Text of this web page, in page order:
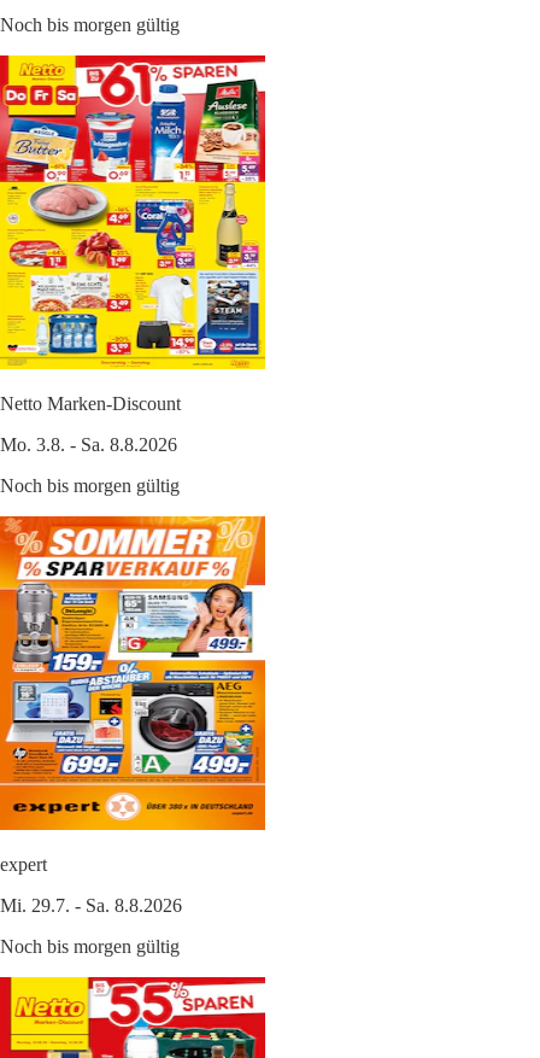
Noch bis morgen gültig
Netto Marken-Discount
Mo. 3.8. - Sa. 8.8.2026
Noch bis morgen gültig
expert
Mi. 29.7. - Sa. 8.8.2026
Noch bis morgen gültig